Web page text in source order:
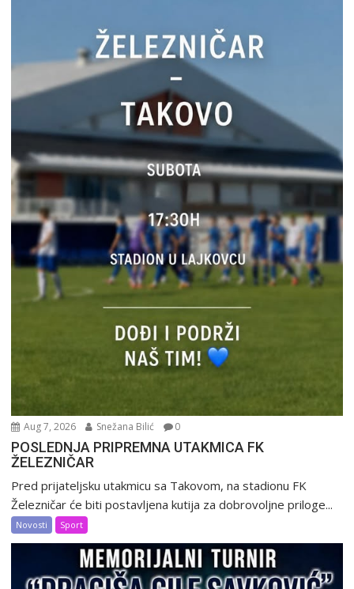
Aug 7, 2026 Snežana Bilić 0
POSLEDNJA PRIPREMNA UTAKMICA FK
ŽELEZNIČAR
Pred prijateljsku utakmicu sa Takovom, na stadionu FK
Železničar će biti postavljena kutija za dobrovoljne priloge...
Novosti Sport